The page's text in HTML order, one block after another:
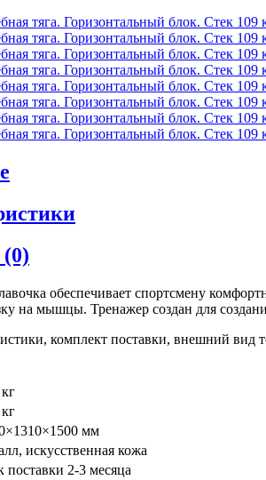
обеспечивает спортсмену
на мышцы. Тренажер создан для
комплект поставки, внешний вид
мм
искусственная кожа
поставки 2-3 месяца